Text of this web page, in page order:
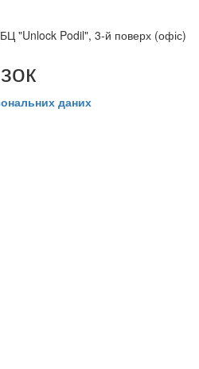
"Unlock Podil", 3-й поверх (офіс)
даних